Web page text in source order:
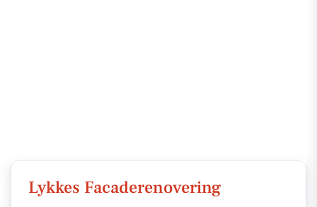
Lykkes Facaderenovering